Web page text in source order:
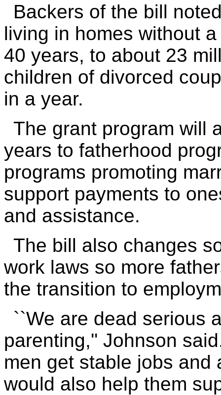
Backers of the bill
living in homes without
40 years, to about 23
children of divorced
in a year.
The grant program will
years to fatherhood
programs promoting
support payments to
and assistance.
The bill also changes
work laws so more
the transition to
``We are dead serious
parenting,'' Johnson
men get stable jobs and
would also help them